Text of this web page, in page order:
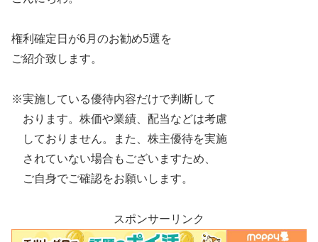
権利確定日が6月のお勧め5選を
ご紹介致します。
※実施している優待内容だけで判断して
おります。株価や業績、配当などは考慮
しておりません。また、株主優待を実施
されていない場合もございますため、
ご自身でご確認をお願いします。
スポンサーリンク